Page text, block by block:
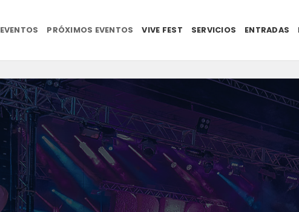
EVENTOS PRÓXIMOS EVENTOS VIVE FEST SERVICIOS ENTRADAS